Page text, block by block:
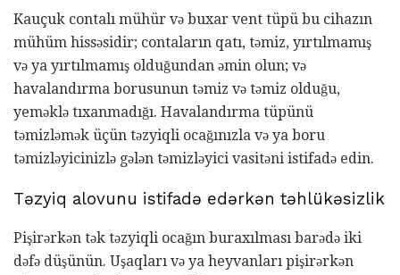
Kauçuk contalı mühür və buxar vent tüpü bu cihazın
mühüm hissəsidir; contaların qatı, təmiz, yırtılmamış
və ya yırtılmamış olduğundan əmin olun; və
havalandırma borusunun təmiz və təmiz olduğu,
yeməklə tıxanmadığı. Havalandırma tüpünü
təmizləmək üçün təzyiqli ocağınızla və ya boru
təmizləyicinizlə gələn təmizləyici vasitəni istifadə edin.
Təzyiq alovunu istifadə edərkən təhlükəsizlik
Pişirərkən tək təzyiqli ocağın buraxılması barədə iki
dəfə düşünün. Uşaqları və ya heyvanları pişirərkən